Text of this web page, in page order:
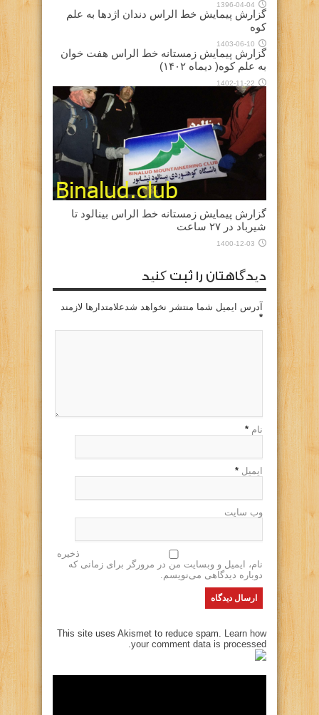
1396-04-04
گزارش پیمایش خط الراس دندان اژدها به علم
کوه
1403-06-10
گزارش پیمایش زمستانه خط الراس هفت خوان
به علم کوه( دیماه ۱۴۰۲)
1402-11-22
گزارش پیمایش زمستانه خط الراس بینالود تا
شیرباد در ۲۷ ساعت
1400-12-03
دیدگاهتان را ثبت کنید
آدرس ایمیل شما منتشر نخواهد شدعلامتدارها لازمند
*
نام *
ایمیل *
وب سایت
ذخیره
نام، ایمیل و وبسایت من در مرورگر برای زمانی که
دوباره دیدگاهی می‌نویسم.
This site uses Akismet to reduce spam. Learn how
your comment data is processed.